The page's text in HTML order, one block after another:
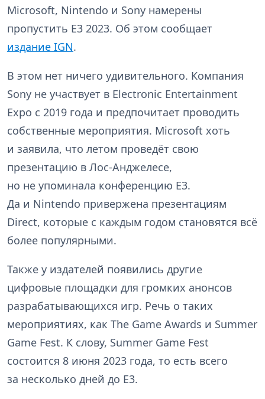
Microsoft, Nintendo и Sony намерены
пропустить E3 2023. Об этом сообщает
издание IGN.
В этом нет ничего удивительного. Компания
Sony не участвует в Electronic Entertainment
Expo с 2019 года и предпочитает проводить
собственные мероприятия. Microsoft хоть
и заявила, что летом проведёт свою
презентацию в Лос-Анджелесе,
но не упоминала конференцию E3.
Да и Nintendo привержена презентациям
Direct, которые с каждым годом становятся всё
более популярными.
Также у издателей появились другие
цифровые площадки для громких анонсов
разрабатывающихся игр. Речь о таких
мероприятиях, как The Game Awards и Summer
Game Fest. К слову, Summer Game Fest
состоится 8 июня 2023 года, то есть всего
за несколько дней до E3.